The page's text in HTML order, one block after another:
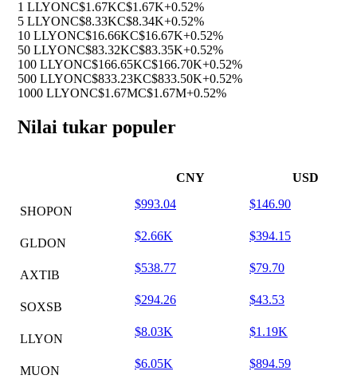
1 LLYONC$1.67KC$1.67K+0.52%
5 LLYONC$8.33KC$8.34K+0.52%
10 LLYONC$16.66KC$16.67K+0.52%
50 LLYONC$83.32KC$83.35K+0.52%
100 LLYONC$166.65KC$166.70K+0.52%
500 LLYONC$833.23KC$833.50K+0.52%
1000 LLYONC$1.67MC$1.67M+0.52%
Nilai tukar populer
CNY USD
SHOPON
$993.04 $146.90
GLDON
$2.66K $394.15
AXTIB
$538.77 $79.70
SOXSB
$294.26 $43.53
LLYON
$8.03K $1.19K
MUON
$6.05K $894.59